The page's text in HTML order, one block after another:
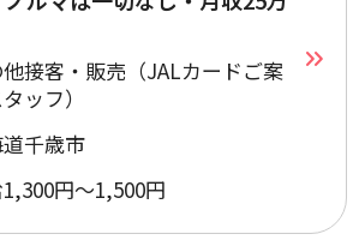
接客・販売（JALカードご案
ッフ）
千歳市
円～1,500円